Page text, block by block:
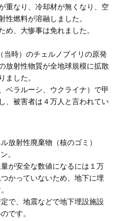
重なり、冷却材が無くなり、空
性燃料が溶融しました。
め、大惨事は免れました。
当時）のチェルノブイリの原発
放射性物質が全地球規模に拡散
ました。
ベラルーシ、ウクライナ）で甲
、被害者は４万人と言われてい
放射性廃棄物（核のゴミ）
。
が安全な数値になるには１万
かっていないため、地下に埋
で、地震などで地下埋設施設
です。